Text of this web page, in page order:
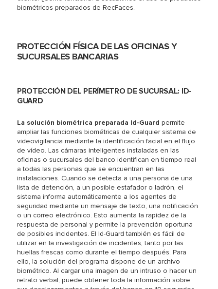
biométricos preparados de RecFaces.
PROTECCIÓN FÍSICA DE LAS OFICINAS Y
SUCURSALES BANCARIAS
PROTECCIÓN DEL PERÍMETRO DE SUCURSAL: ID-
GUARD
La solución biométrica preparada Id-Guard permite
ampliar las funciones biométricas de cualquier sistema de
videovigilancia mediante la identificación facial en el flujo
de vídeo. Las cámaras inteligentes instaladas en las
oficinas o sucursales del banco identifican en tiempo real
a todas las personas que se encuentran en las
instalaciones. Cuando se detecta a una persona de una
lista de detención, a un posible estafador o ladrón, el
sistema informa automáticamente a los agentes de
seguridad mediante un mensaje de texto, una notificación
o un correo electrónico. Esto aumenta la rapidez de la
respuesta de personal y permite la prevención oportuna
de posibles incidentes. El Id-Guard también es fácil de
utilizar en la investigación de incidentes, tanto por las
huellas frescas como durante el tiempo después. Para
ello, la solución del programa dispone de un archivo
biométrico. Al cargar una imagen de un intruso o hacer un
retrato verbal, puede obtener toda la información sobre